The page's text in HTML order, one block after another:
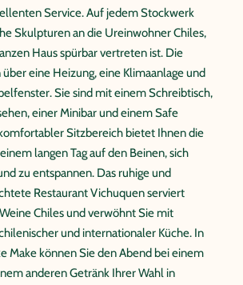
Service. Auf jedem Stockwerk
Skulpturen an die Ureinwohner Chiles,
Haus spürbar vertreten ist. Die
eine Heizung, eine Klimaanlage und
Sie sind mit einem Schreibtisch,
einer Minibar und einem Safe
Sitzbereich bietet Ihnen die
langen Tag auf den Beinen, sich
zu entspannen. Das ruhige und
Restaurant Vichuquen serviert
Chiles und verwöhnt Sie mit
und internationaler Küche. In
Make können Sie den Abend bei einem
anderen Getränk Ihrer Wahl in